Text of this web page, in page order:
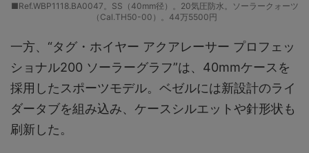
■Ref.WBP1118.BA0047。SS（40mm径）。20気圧防水。ソーラークォーツ
（Cal.TH50-00）。44万5500円
一方、“タグ・ホイヤー アクアレーサー プロフェッ
ショナル200 ソーラーグラフ”は、40mmケースを
採用したスポーツモデル。ベゼルには新設計のライ
ダータブを組み込み、ケースシルエットや針形状も
刷新した。